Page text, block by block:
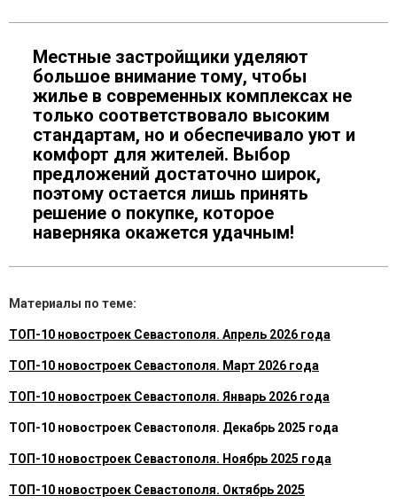
Местные застройщики уделяют
большое внимание тому, чтобы
жилье в современных комплексах не
только соответствовало высоким
стандартам, но и обеспечивало уют и
комфорт для жителей. Выбор
предложений достаточно широк,
поэтому остается лишь принять
решение о покупке, которое
наверняка окажется удачным!
Материалы по теме:
ТОП-10 новостроек Севастополя. Апрель 2026 года
ТОП-10 новостроек Севастополя. Март 2026 года
ТОП-10 новостроек Севастополя. Январь 2026 года
ТОП-10 новостроек Севастополя. Декабрь 2025 года
ТОП-10 новостроек Севастополя. Ноябрь 2025 года
ТОП-10 новостроек Севастополя. Октябрь 2025